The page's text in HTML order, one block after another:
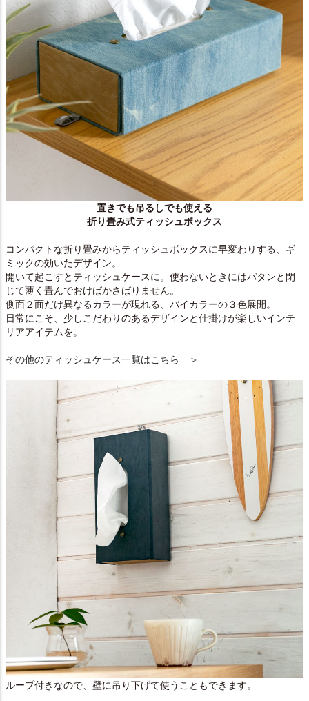
置きでも吊るしでも使える
折り畳み式ティッシュボックス
コンパクトな折り畳みからティッシュボックスに早変わりする、ギ
ミックの効いたデザイン。
開いて起こすとティッシュケースに。使わないときにはパタンと閉
じて薄く畳んでおけばかさばりません。
側面２面だけ異なるカラーが現れる、バイカラーの３色展開。
日常にこそ、少しこだわりのあるデザインと仕掛けが楽しいインテ
リアアイテムを。
その他のティッシュケース一覧はこちら ＞
ループ付きなので、壁に吊り下げて使うこともできます。